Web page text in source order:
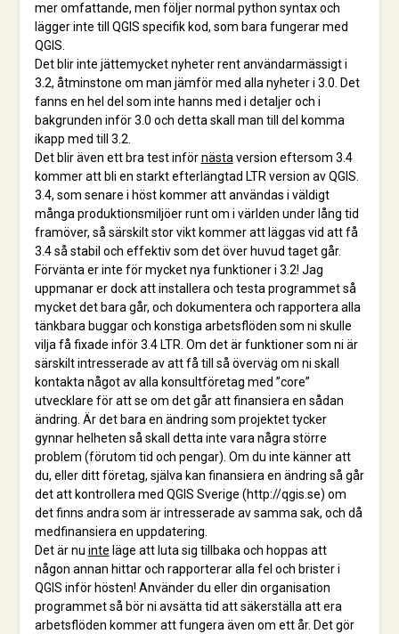
mer omfattande, men följer normal python syntax och
lägger inte till QGIS specifik kod, som bara fungerar med
QGIS.
Det blir inte jättemycket nyheter rent användarmässigt i
3.2, åtminstone om man jämför med alla nyheter i 3.0. Det
fanns en hel del som inte hanns med i detaljer och i
bakgrunden inför 3.0 och detta skall man till del komma
ikapp med till 3.2.
Det blir även ett bra test införnästa version eftersom 3.4
kommer att bli en starkt efterlängtad LTR version av QGIS.
3.4, som senare i höst kommer att användas i väldigt
många produktionsmiljöer runt om i världen under lång tid
framöver, så särskilt stor vikt kommer att läggas vid att få
3.4 så stabil och effektiv som det över huvud taget går.
Förvänta er inte för mycket nya funktioner i 3.2! Jag
uppmanar er dock att installera och testa programmet så
mycket det bara går, och dokumentera och rapportera alla
tänkbara buggar och konstiga arbetsflöden som ni skulle
vilja få fixade inför 3.4 LTR. Om det är funktioner som ni är
särskilt intresserade av att få till så överväg om ni skall
kontakta något av alla konsultföretag med ”core”
utvecklare för att se om det går att finansiera en sådan
ändring. Är det bara en ändring som projektet tycker
gynnar helheten så skall detta inte vara några större
problem (förutom tid och pengar). Om du inte känner att
du, eller ditt företag, själva kan finansiera en ändring så går
det att kontrollera med QGIS Sverige (http://qgis.se) om
det finns andra som är intresserade av samma sak, och då
medfinansiera en uppdatering.
Det är nu inte läge att luta sig tillbaka och hoppas att
någon annan hittar och rapporterar alla fel och brister i
QGIS inför hösten! Använder du eller din organisation
programmet så bör ni avsätta tid att säkerställa att era
arbetsflöden kommer att fungera även om ett år. Det gör